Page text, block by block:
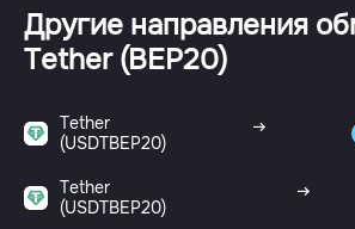
Другие направления
Tether (BEP20)
Tether
(USDTBEP20)
Tether
(USDTBEP20)